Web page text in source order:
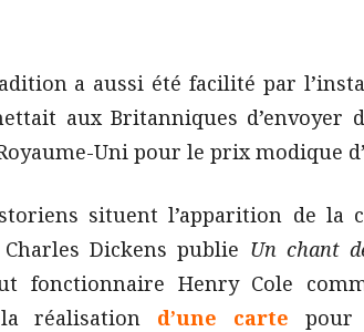
a aussi été facilité par
aux Britanniques d’envoyer
Uni pour le prix modique
situent l’apparition de la
Dickens publie Un chant
fonctionnaire Henry Cole
réalisation d’une carte pour